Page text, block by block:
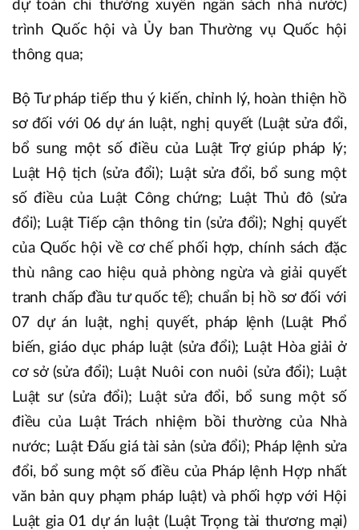
dự toán chi thường xuyên ngân sách nhà nước)
trình Quốc hội và Ủy ban Thường vụ Quốc hội
thông qua;
Bộ Tư pháp tiếp thu ý kiến, chỉnh lý, hoàn thiện hồ
sơ đối với 06 dự án luật, nghị quyết (Luật sửa đổi,
bổ sung một số điều của Luật Trợ giúp pháp lý;
Luật Hộ tịch (sửa đổi); Luật sửa đổi, bổ sung một
số điều của Luật Công chứng; Luật Thủ đô (sửa
đổi); Luật Tiếp cận thông tin (sửa đổi); Nghị quyết
của Quốc hội về cơ chế phối hợp, chính sách đặc
thù nâng cao hiệu quả phòng ngừa và giải quyết
tranh chấp đầu tư quốc tế); chuẩn bị hồ sơ đối với
07 dự án luật, nghị quyết, pháp lệnh (Luật Phổ
biến, giáo dục pháp luật (sửa đổi); Luật Hòa giải ở
cơ sở (sửa đổi); Luật Nuôi con nuôi (sửa đổi); Luật
Luật sư (sửa đổi); Luật sửa đổi, bổ sung một số
điều của Luật Trách nhiệm bồi thường của Nhà
nước; Luật Đấu giá tài sản (sửa đổi); Pháp lệnh sửa
đổi, bổ sung một số điều của Pháp lệnh Hợp nhất
văn bản quy phạm pháp luật) và phối hợp với Hội
Luật gia 01 dự án luật (Luật Trọng tài thương mại)